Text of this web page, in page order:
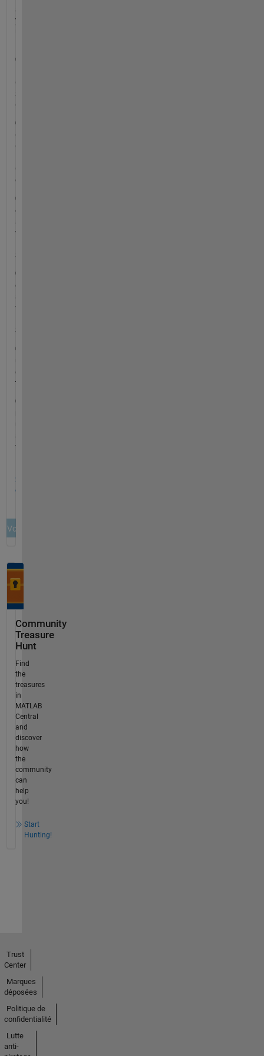
Community
Treasure
Hunt
Find
the
treasures
in
MATLAB
Central
and
discover
how
the
community
can
help
you!
Start
Hunting!
Trust
Center
Marques
déposées
Politique de
confidentialité
Lutte
anti-